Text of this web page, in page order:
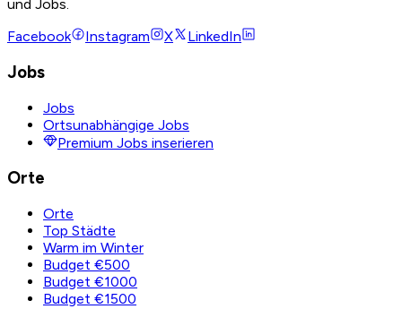
und Jobs.
Facebook
Instagram X LinkedIn
Jobs
Jobs
Ortsunabhängige Jobs
Premium Jobs inserieren
Orte
Orte
Top Städte
Warm im Winter
Budget €500
Budget €1000
Budget €1500